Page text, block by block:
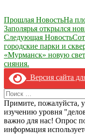
Навигация
по
записям
Прошлая НовостьНа
Заполярья открылся
Следующая Новость
городские парки и
«Мурманск» новую
сияния.
Версия сайта
Search
for:
Примите, пожалуйста,
изучению уровня
важно для нас! Опрос
информация